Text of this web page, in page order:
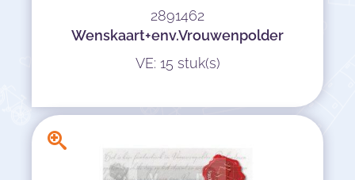
2891462
Wenskaart+env.Vrouwenpolder
VE: 15 stuk(s)